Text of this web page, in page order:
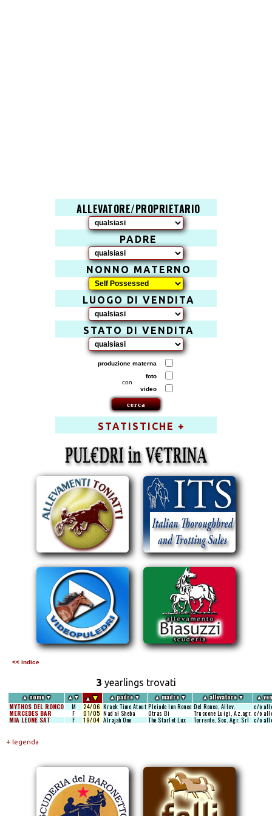
ALLEVATORE/PROPRIETARIO
PADRE
NONNO MATERNO
LUOGO DI VENDITA
STATO DI VENDITA
produzione materna
con
foto
video
STATISTICHE +
<< indice
3 yearlings trovati
▲nome▼ ▲▼ ▲▼ ▲padre▼ ▲madre▼ ▲allevatore▼ ▲
MYTHOS DEL RONCO M 24/06 Krack Time Atout Pleiade Inn Ronco Del Ronco, Allev. c/o
MERCEDES BAR F 01/05 Nad al Sheba Otras Bi Truccone Luigi, Az.agr. c/o
MIA LEONE SAT F 19/04 Alrajah One The Starlet Lux Torrente, Soc. Agr. Srl c/o
+ legenda